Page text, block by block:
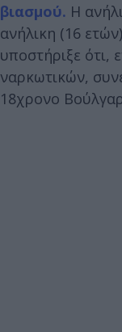
βιασμού. Η
ανήλικη (16
υποστήριξε ότι,
ναρκωτικών,
18χρονο